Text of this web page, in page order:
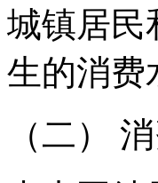
城镇居民
生的消费
（二）